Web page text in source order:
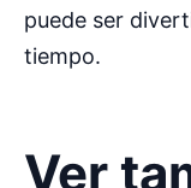
puede ser
tiempo.
Ver